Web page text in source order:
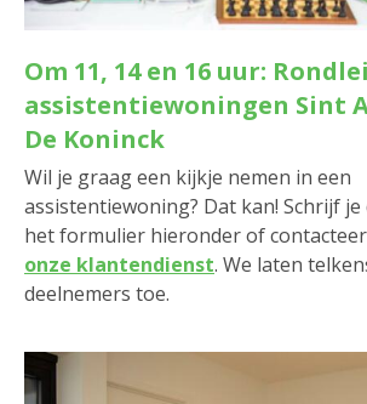
Om 11, 14 en 16 uur:
assistentiewoningen Sint
De Koninck
Wil je graag een kijkje nemen in een
assistentiewoning? Dat kan! Schrijf je
het formulier hieronder of contacteer
onze klantendienst. We laten
deelnemers toe.